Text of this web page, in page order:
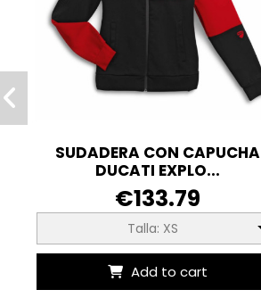
SUDADERA CON CAPUCHA
DUCATI EXPLO...
€133.79
Talla: XS
Add to cart